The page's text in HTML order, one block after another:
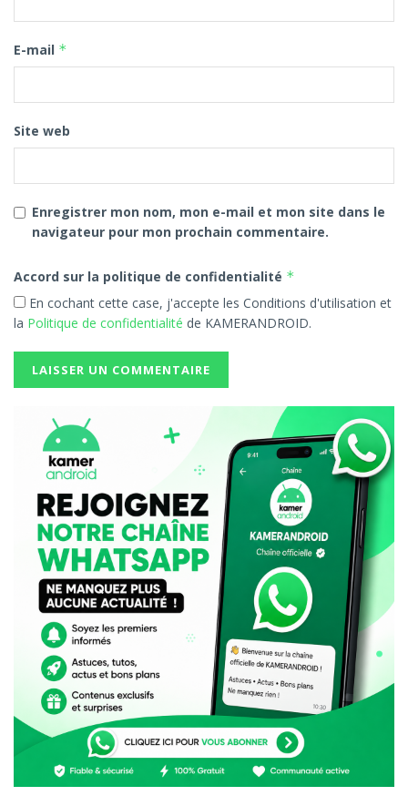
E-mail *
Site web
Enregistrer mon nom, mon e-mail et mon site dans le
navigateur pour mon prochain commentaire.
Accord sur la politique de confidentialité *
En cochant cette case, j'accepte les Conditions d'utilisation et
la Politique de confidentialité de KAMERANDROID.